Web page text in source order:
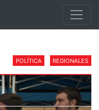
POLÍTICA REGIONALES